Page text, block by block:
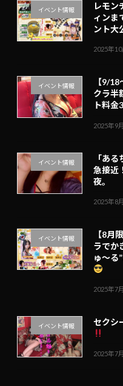
イベント情報
レモン
ィンま
ント大
2025年10
イベント情報
【9/
クラ半
ト料金
2025年9
イベント情報
「あ
急接近
夜。
2025年8
イベント情報
【8月
ラでか
ゅ〜る
2025年7
イベント情報 セクシ
2025年7